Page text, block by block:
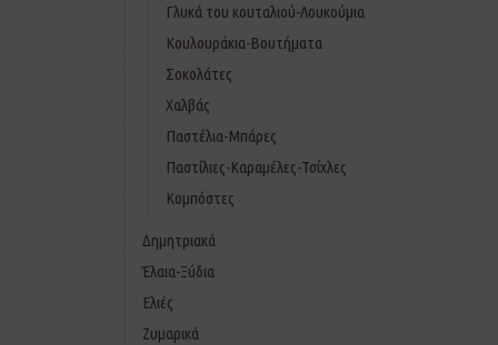
Γλυκά του κουταλιού-Λουκούμια
Κουλουράκια-Βουτήματα
Σοκολάτες
Χαλβάς
Παστέλια-Μπάρες
Παστίλιες-Καραμέλες-Τσίχλες
Κομπόστες
Δημητριακά
Έλαια-Ξύδια
Ελιές
Ζυμαρικά